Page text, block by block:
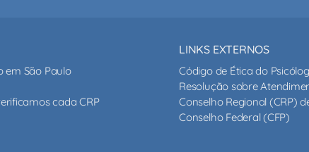
em São Paulo
cada CRP
LINKS EXTERNOS
Código de Ética do
Resolução sobre
Conselho Regional (CRP)
Conselho Federal (CFP)